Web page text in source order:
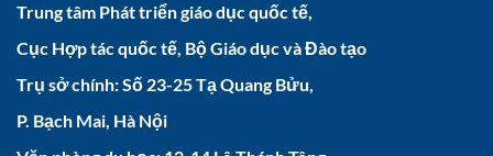
Trung tâm Phát triển giáo dục quốc tế,
Cục Hợp tác quốc tế, Bộ Giáo dục và Đào tạo
Trụ sở chính: Số 23-25 Tạ Quang Bửu,
P. Bạch Mai, Hà Nội